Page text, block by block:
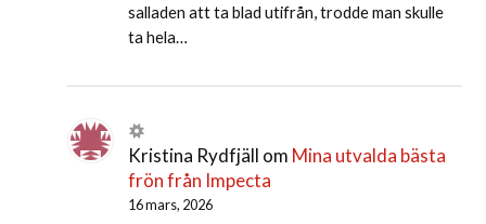
salladen att ta blad utifrån, trodde man skulle
ta hela…
Kristina Rydfjäll om Mina utvalda bästa
frön från Impecta
16 mars, 2026